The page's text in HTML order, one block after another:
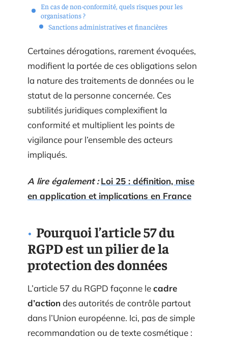
En cas de non-conformité, quels risques pour les
organisations ?
Sanctions administratives et financières
Certaines dérogations, rarement évoquées,
modifient la portée de ces obligations selon
la nature des traitements de données ou le
statut de la personne concernée. Ces
subtilités juridiques complexifient la
conformité et multiplient les points de
vigilance pour l’ensemble des acteurs
impliqués.
A lire également : Loi 25 : définition, mise
en application et implications en France
Pourquoi l’article 57 du
RGPD est un pilier de la
protection des données
L’article 57 du RGPD façonne lecadre
d’actiondes autorités de contrôle partout
dans l’Union européenne. Ici, pas de simple
recommandation ou de texte cosmétique :